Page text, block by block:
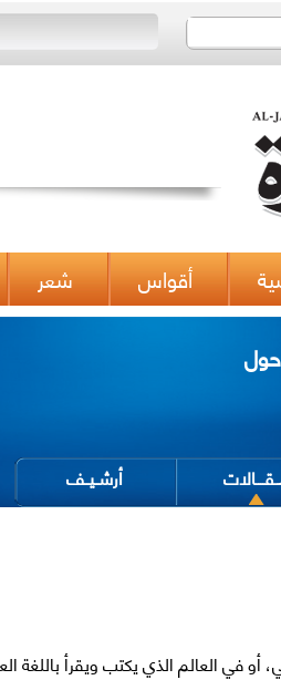
أقواس شعر
أرشــيــف
أو في العالم الذي يكتب ويقرأ باللغة